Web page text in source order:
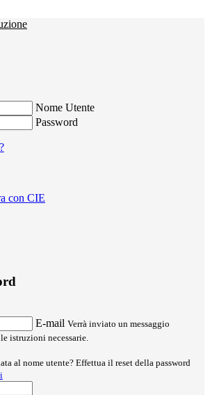
Nome Utente
Password
con CIE
E-mail Verrà inviato un messaggio
istruzioni necessarie.
al nome utente? Effettua il reset della password